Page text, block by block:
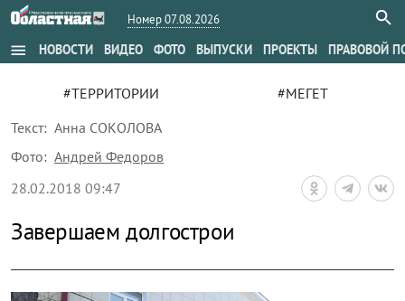
Номер 07.08.2026
menu НОВОСТИ ВИДЕО ФОТО ВЫПУСКИ ПРОЕКТЫ ПРАВОВОЙ
#ТЕРРИТОРИИ
#МЕГЕТ
Текст: Анна СОКОЛОВА
Фото: Андрей Федоров
28.02.2018 09:47
Завершаем долгострои